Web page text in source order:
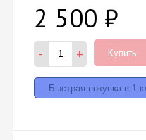
2 500 ₽
- + Купить